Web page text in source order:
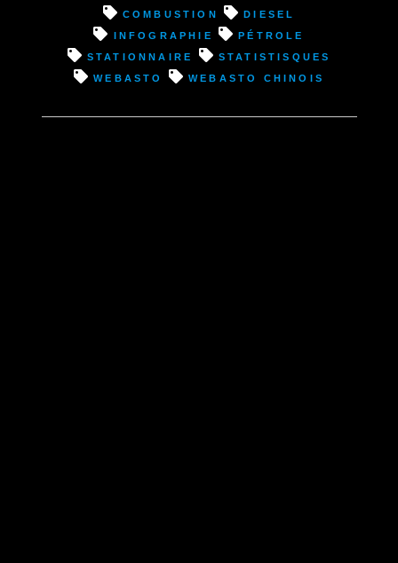
combustion
diesel
infographie
pétrole
stationnaire
statistisques
webasto
webasto chinois